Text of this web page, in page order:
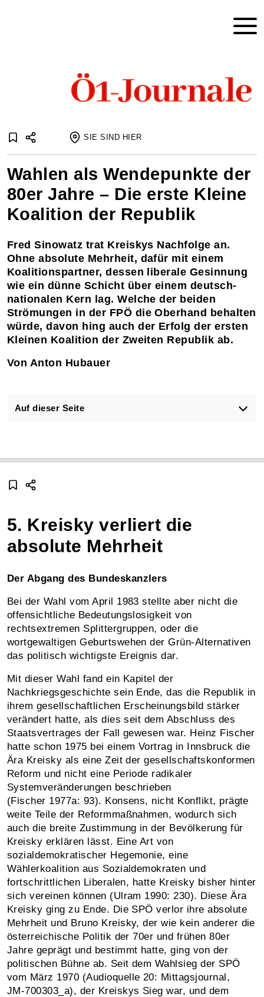
SIE SIND HIER
Startseite Journale
Journaleaufsätze
Wahlen der 80er Jahre als Wendepunkte
Die kleine Koalition
Wahlen als Wendepunkte der
80er Jahre – Die erste Kleine
Koalition der Republik
Fred Sinowatz trat Kreiskys Nachfolge an.
Ohne absolute Mehrheit, dafür mit einem
Koalitionspartner, dessen liberale Gesinnung
wie ein dünne Schicht über einem deutsch-
nationalen Kern lag. Welche der beiden
Strömungen in der FPÖ die Oberhand behalten
würde, davon hing auch der Erfolg der ersten
Kleinen Koalition der Zweiten Republik ab.
Von Anton Hubauer
Auf dieser Seite
5. Kreisky verliert die
absolute Mehrheit
Der Abgang des Bundeskanzlers
Bei der Wahl vom April 1983 stellte aber nicht die
offensichtliche Bedeutungslosigkeit von
rechtsextremen Splittergruppen, oder die
wortgewaltigen Geburtswehen der Grün-Alternativen
das politisch wichtigste Ereignis dar.
Mit dieser Wahl fand ein Kapitel der
Nachkriegsgeschichte sein Ende, das die Republik in
ihrem gesellschaftlichen Erscheinungsbild stärker
verändert hatte, als dies seit dem Abschluss des
Staatsvertrages der Fall gewesen war. Heinz Fischer
hatte schon 1975 bei einem Vortrag in Innsbruck die
Ära Kreisky als eine Zeit der gesellschaftskonformen
Reform und nicht eine Periode radikaler
Systemveränderungen beschrieben
(Fischer 1977a: 93). Konsens, nicht Konflikt, prägte
weite Teile der Reformmaßnahmen, wodurch sich
auch die breite Zustimmung in der Bevölkerung für
Kreisky erklären lässt. Eine Art von
sozialdemokratischer Hegemonie, eine
Wählerkoalition aus Sozialdemokraten und
fortschrittlichen Liberalen, hatte Kreisky bisher hinter
sich vereinen können (Ulram 1990: 230). Diese Ära
Kreisky ging zu Ende. Die SPÖ verlor ihre absolute
Mehrheit und Bruno Kreisky, der wie kein anderer die
österreichische Politik der 70er und frühen 80er
Jahre geprägt und bestimmt hatte, ging von der
politischen Bühne ab. Seit dem Wahlsieg der SPÖ
vom März 1970 (Audioquelle 20: Mittagsjournal,
JM‑700303_a), der Kreiskys Sieg war, und dem